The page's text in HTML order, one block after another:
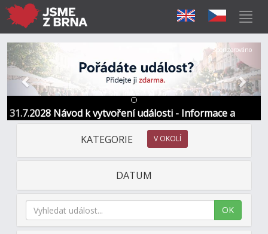
31.7.2028 Návod k vytvoření události - Informace a
kontakt
Předchozí Další
Sponzorováno
KATEGORIE V OKOLÍ
DATUM
OK